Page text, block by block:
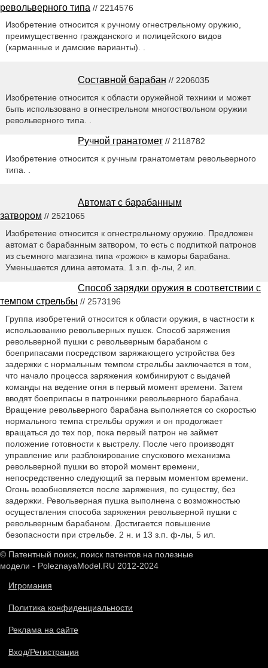
револьверного типа // 2214576
Изобретение относится к ручному огнестрельному оружию,
преимущественно гражданского и полицейского видов
(карманные и дамские варианты). .
Составной барабан // 2206035
Изобретение относится к области оружейной техники и может
быть использовано в огнестрельном многоствольном оружии
револьверного типа. .
Ручной гранатомет // 2118782
Изобретение относится к ручным гранатометам револьверного
типа. .
Автомат с барабанным
затвором // 2521065
Изобретение относится к огнестрельному оружию. Предложен
автомат с барабанным затвором, то есть с подпиткой патронов
из съемного магазина типа «рожок» в каморы барабана.
Уменьшается длина автомата. 1 з.п. ф-лы, 2 ил.
Способ зарядки оружия в соответствии с
темпом стрельбы // 2573196
Группа изобретений относится к области оружия, в частности к
использованию револьверных пушек. Способ заряжения
револьверной пушки с револьверным барабаном с
боеприпасами посредством заряжающего устройства без
задержки с нормальным темпом стрельбы заключается в том,
что начало процесса заряжения комбинируют с выдачей
команды на ведение огня в первый момент времени. Затем
вводят боеприпасы в патронники револьверного барабана.
Вращение револьверного барабана выполняется со скоростью
нормального темпа стрельбы оружия и он продолжает
вращаться до тех пор, пока первый патрон не займет
положение готовности к выстрелу. После чего производят
управление или разблокирование спускового механизма
револьверной пушки во второй момент времени,
непосредственно следующий за первым моментом времени.
Огонь возобновляется после заряжения, по существу, без
задержки. Револьверная пушка выполнена с возможностью
осуществления способа заряжения револьверной пушки с
револьверным барабаном. Достигается повышение
безопасности при стрельбе. 2 н. и 13 з.п. ф-лы, 5 ил.
© Патентный поиск, поиск патентов на полезные
модели - PoleznayaModel.RU 2012-2024
Игромания
Политика конфиденциальности
Реклама на сайте
Вход/Регистрация